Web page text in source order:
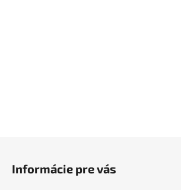
Informácie pre vás